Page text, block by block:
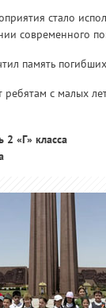
стало
современного
память
с малых
2 «Г» класса